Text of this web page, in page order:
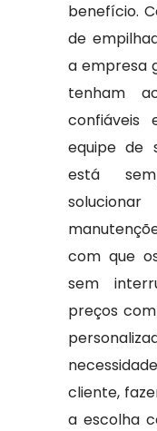
benefício.
de
a empresa
tenham
confiáveis
equipe de
está
com que
sem
preços
cliente,
a escolha